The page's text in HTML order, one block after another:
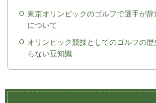
東京オリンピックのゴルフで選手が
について
オリンピック競技としてのゴルフの
らない豆知識